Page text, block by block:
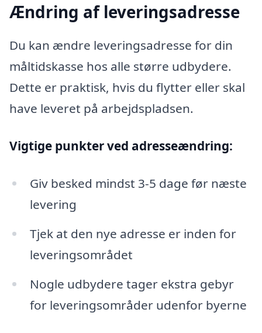
Ændring af leveringsadresse
Du kan ændre leveringsadresse for din
måltidskasse hos alle større udbydere.
Dette er praktisk, hvis du flytter eller skal
have leveret på arbejdspladsen.
Vigtige punkter ved adresseændring:
Giv besked mindst 3-5 dage før næste
levering
Tjek at den nye adresse er inden for
leveringsområdet
Nogle udbydere tager ekstra gebyr
for leveringsområder udenfor byerne